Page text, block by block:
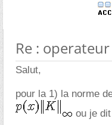
Re :
Salut,
pour la 1) la norme
ou je